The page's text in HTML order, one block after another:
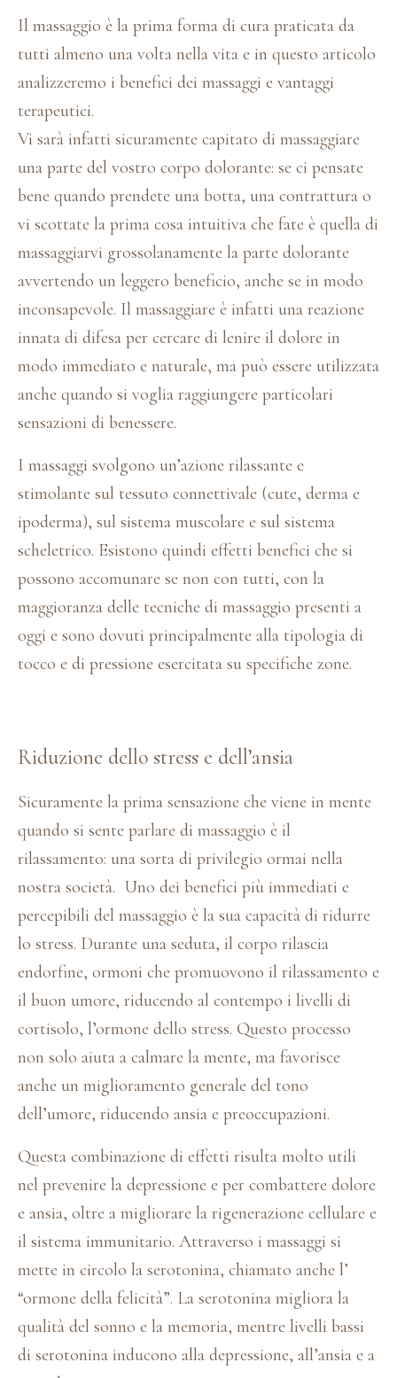
Il massaggio è la prima forma di cura praticata da
tutti almeno una volta nella vita e in questo articolo
analizzeremo i benefici dei massaggi e vantaggi
terapeutici.
Vi sarà infatti sicuramente capitato di massaggiare
una parte del vostro corpo dolorante: se ci pensate
bene quando prendete una botta, una contrattura o
vi scottate la prima cosa intuitiva che fate è quella di
massaggiarvi grossolanamente la parte dolorante
avvertendo un leggero beneficio, anche se in modo
inconsapevole. Il massaggiare è infatti una reazione
innata di difesa per cercare di lenire il dolore in
modo immediato e naturale, ma può essere utilizzata
anche quando si voglia raggiungere particolari
sensazioni di benessere.
I massaggi svolgono un’azione rilassante e
stimolante sul tessuto connettivale (cute, derma e
ipoderma), sul sistema muscolare e sul sistema
scheletrico. Esistono quindi effetti benefici che si
possono accomunare se non con tutti, con la
maggioranza delle tecniche di massaggio presenti a
oggi e sono dovuti principalmente alla tipologia di
tocco e di pressione esercitata su specifiche zone.
Riduzione dello stress e dell’ansia
Sicuramente la prima sensazione che viene in mente
quando si sente parlare di massaggio è il
rilassamento: una sorta di privilegio ormai nella
nostra società. Uno dei benefici più immediati e
percepibili del massaggio è la sua capacità di ridurre
lo stress. Durante una seduta, il corpo rilascia
endorfine, ormoni che promuovono il rilassamento e
il buon umore, riducendo al contempo i livelli di
cortisolo, l’ormone dello stress. Questo processo
non solo aiuta a calmare la mente, ma favorisce
anche un miglioramento generale del tono
dell’umore, riducendo ansia e preoccupazioni.
Questa combinazione di effetti risulta molto utili
nel prevenire la depressione e per combattere dolore
e ansia, oltre a migliorare la rigenerazione cellulare e
il sistema immunitario. Attraverso i massaggi si
mette in circolo la serotonina, chiamato anche l’
“ormone della felicità”. La serotonina migliora la
qualità del sonno e la memoria, mentre livelli bassi
di serotonina inducono alla depressione, all’ansia e a